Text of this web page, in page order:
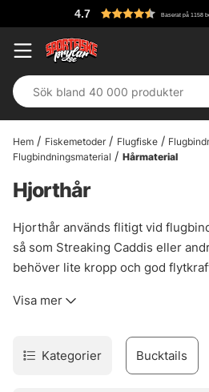
Baserat på 1158 betyg
Hem Fiskemetoder Flugfiske
Flugbindningsmaterial
Hårmaterial
Hjorthår
Hjorthår används flitigt vid
så som Streaking Caddis eller
behöver lite kropp och god
Visa mer
Kategorier Bucktails